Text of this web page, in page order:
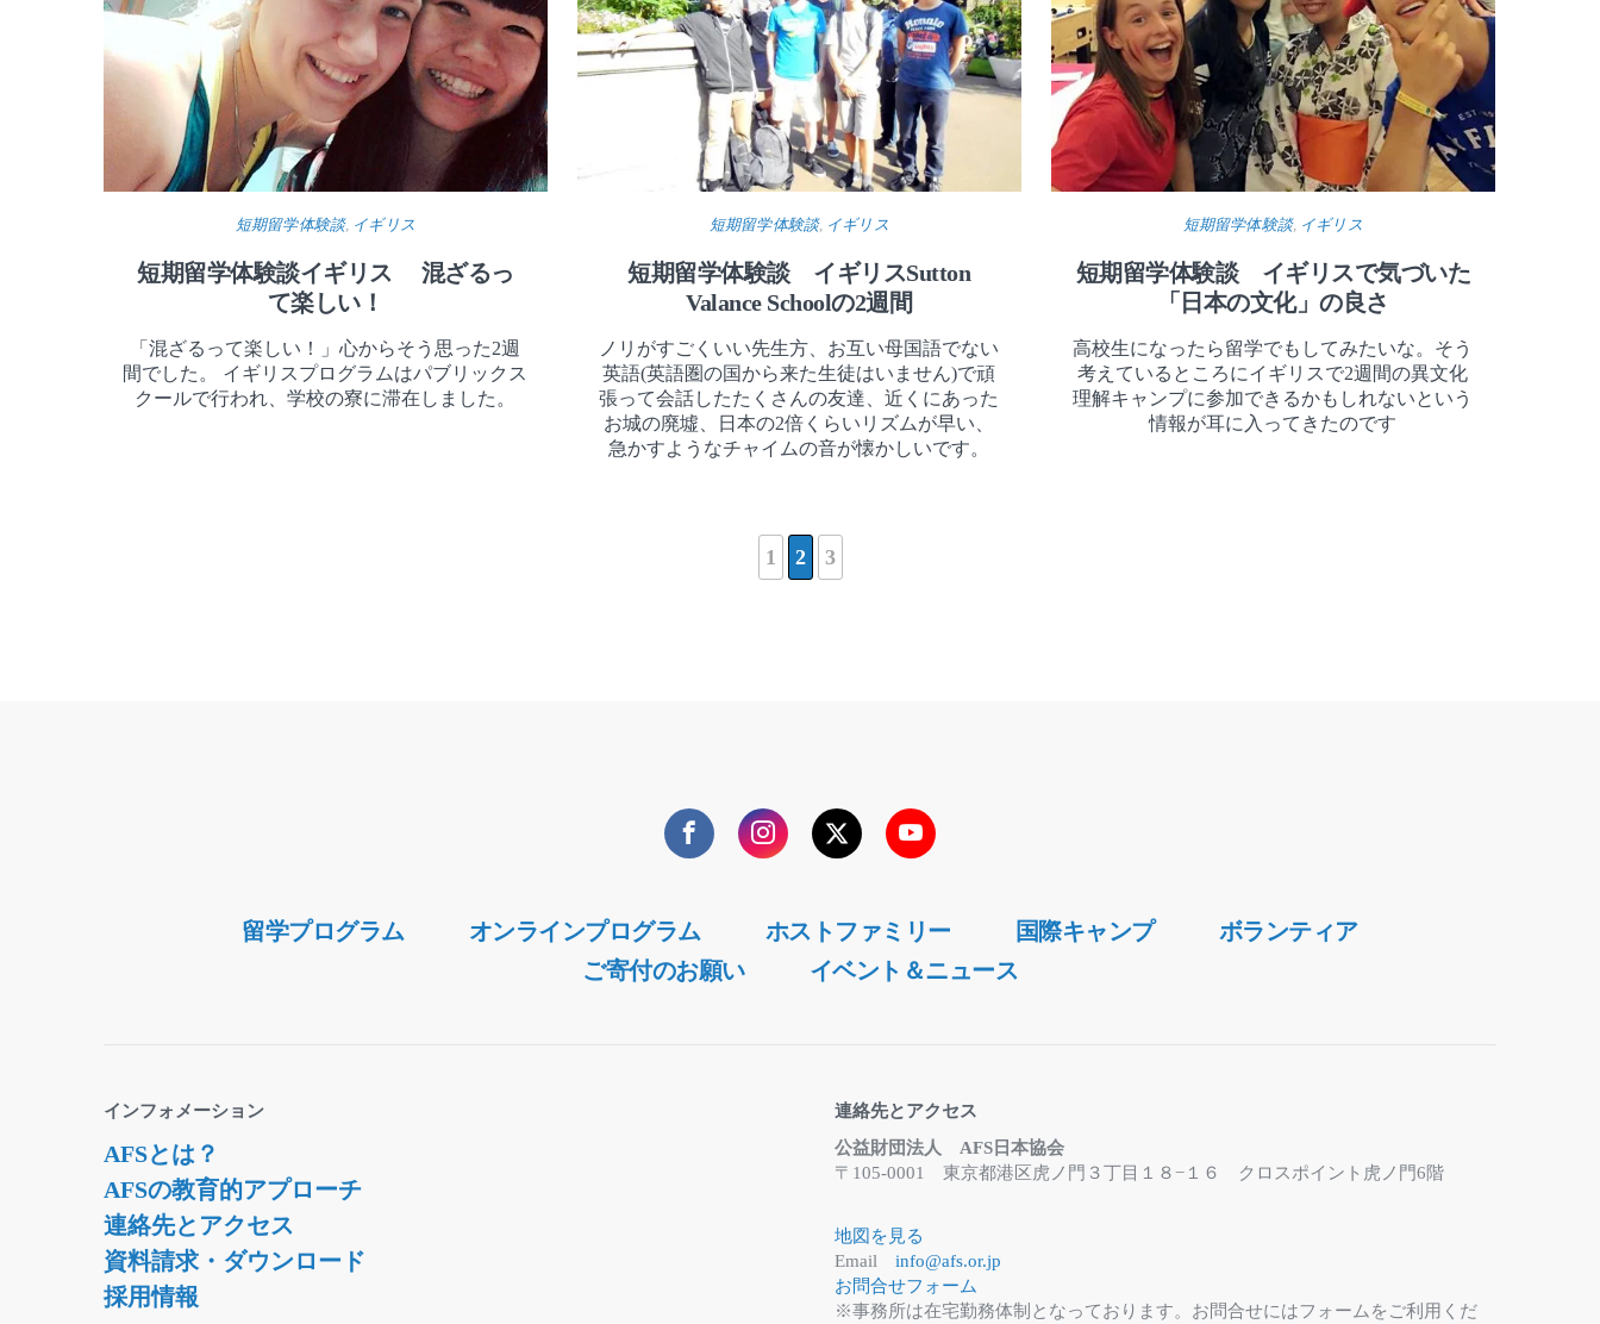
短期留学体験談, イギリス
短期留学体験談イギリス 混ざるっ
て楽しい！
「混ざるって楽しい！」心からそう思った2週
間でした。 イギリスプログラムはパブリックス
クールで行われ、学校の寮に滞在しました。
短期留学体験談, イギリス
短期留学体験談 イギリスSutton
Valance Schoolの2週間
ノリがすごくいい先生方、お互い母国語でない
英語(英語圏の国から来た生徒はいません)で頑
張って会話したたくさんの友達、近くにあった
お城の廃墟、日本の2倍くらいリズムが早い、
急かすようなチャイムの音が懐かしいです。
短期留学体験談, イギリス
短期留学体験談 イギリスで気づいた
「日本の文化」の良さ
高校生になったら留学でもしてみたいな。そう
考えているところにイギリスで2週間の異文化
理解キャンプに参加できるかもしれないという
情報が耳に入ってきたのです
1 2 3
FacebookInstagramTwitterYouTube
留学プログラム オンラインプログラム ホストファミリー 国際キャンプ
ボランティア
ご寄付のお願い
イベント＆ニュース
連絡先とアクセス
公益財団法人 AFS日本協会
〒105-0001 東京都港区虎ノ門３丁目１８−１６ クロスポイント虎ノ門6階
地図を見る
Emailinfo@afs.or.jp
お問合せフォーム
※事務所は在宅勤務体制となっております。お問合せにはフォームをご利用くだ
インフォメーション
AFSとは？
AFSの教育的アプローチ
連絡先とアクセス
資料請求・ダウンロード
採用情報